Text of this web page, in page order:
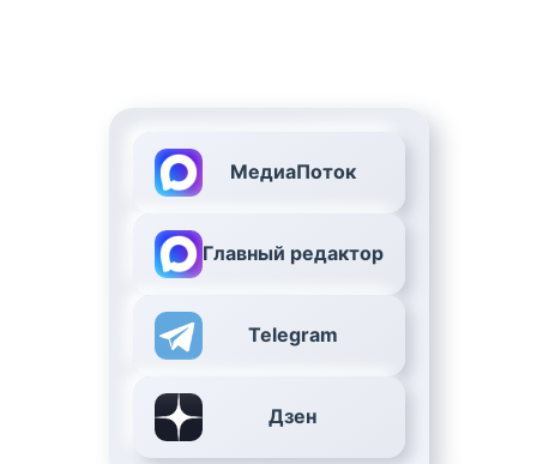
МедиаПоток
Главный редактор
Telegram
Дзен